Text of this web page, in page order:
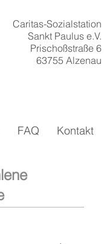
Caritas-Sozialstation
Sankt Paulus e.V.
Prischoßstraße 6
63755 Alzenau
FAQ Kontakt